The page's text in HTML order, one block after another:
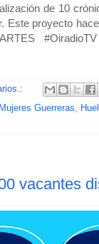
de 10
Este proyecto
#OiradioTV
Guerreras,
vacantes